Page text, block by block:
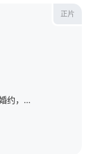
正片
裴氏集团总裁裴御与江家千金江月月有婚约，却与酷飒机车女虞晚宁保持情人关系，后以“结婚”为由提出分手并给干万分手费。实则虞晚宁是被江家夺走家产、母亲遭迫害的虞家继承人，接近裴御是为复仇。江家召回虞晚宁，